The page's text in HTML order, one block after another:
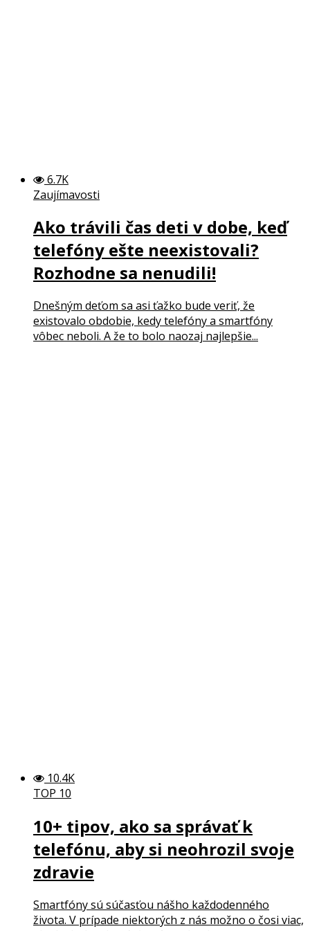
6.7K
Zaujímavosti
Ako trávili čas deti v dobe, keď
telefóny ešte neexistovali?
Rozhodne sa nenudili!
Dnešným deťom sa asi ťažko bude veriť, že
existovalo obdobie, kedy telefóny a smartfóny
vôbec neboli. A že to bolo naozaj najlepšie...
10.4K
TOP 10
10+ tipov, ako sa správať k
telefónu, aby si neohrozil svoje
zdravie
Smartfóny sú súčasťou nášho každodenného
života. V prípade niektorých z nás možno o čosi viac,